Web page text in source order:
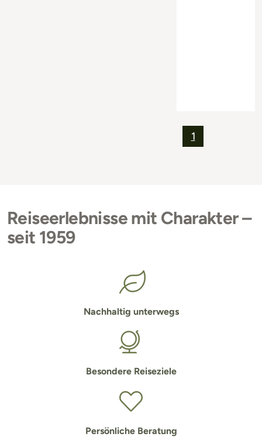
1
Reiseerlebnisse mit Charakter –
seit 1959
Nachhaltig unterwegs
Besondere Reiseziele
Persönliche Beratung